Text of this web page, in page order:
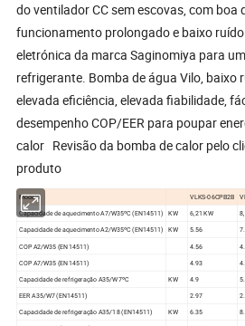
do ventilador CC sem escovas, com boa
funcionamento prolongado e baixo
eletrónica da marca Saginomiya para
refrigerante. Bomba de água Vilo, baixo
elevada eficiência, elevada fiabilidade,
desempenho COP/EER para poupar
calor Revisão da bomba de calor pelo
produto
Modelo VLKS-06CPB2B
Capacidade de aquecimento A7/W35ºC (EN14511) KW 6,21 KW
Capacidade de aquecimento A2/W35ºC (EN14511) KW 5.56
COP A2/W35 (EN14511)
4.56
COP A7/W35 (EN14511)
4.93
Capacidade de refrigeração A35/W7ºC
KW 4.9
EER A35/W7 (EN14511) 2.97
Capacidade de refrigeração A35/18 (EN14511) KW 6.35